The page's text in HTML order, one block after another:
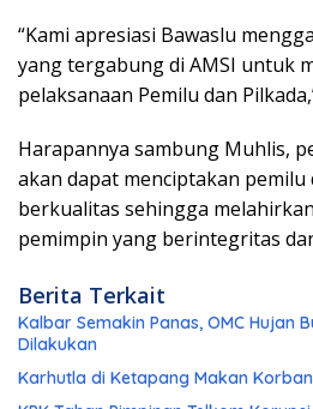
“Kami apresiasi Bawaslu
yang tergabung di AMSI untuk
pelaksanaan Pemilu dan
Harapannya sambung Muhlis,
akan dapat menciptakan pemilu
berkualitas sehingga
pemimpin yang berintegritas
Berita Terkait
Kalbar Semakin Panas, OMC Hujan
Dilakukan
Karhutla di Ketapang Makan